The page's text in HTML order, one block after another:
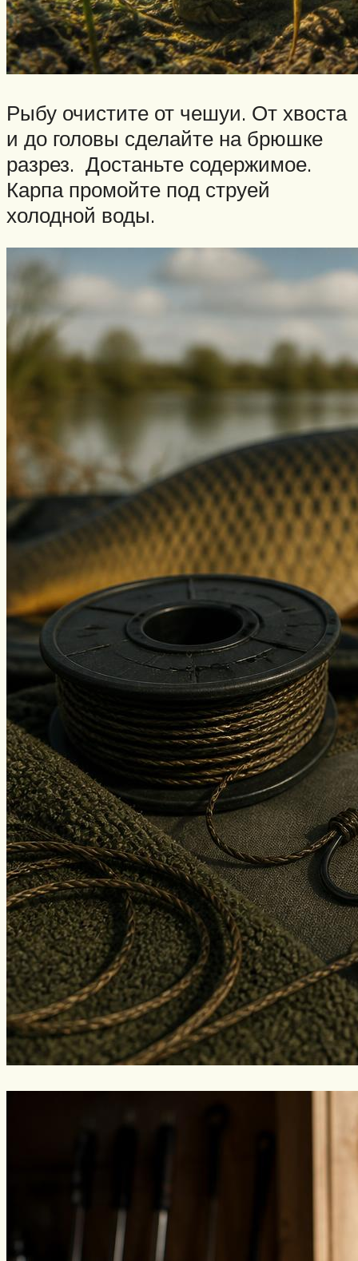
Рыбу очистите от чешуи. От хвоста
и до головы сделайте на брюшке
разрез. Достаньте содержимое.
Карпа промойте под струей
холодной воды.